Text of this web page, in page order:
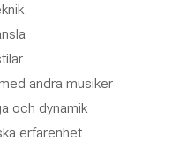
andra musiker
och dynamik
erfarenhet